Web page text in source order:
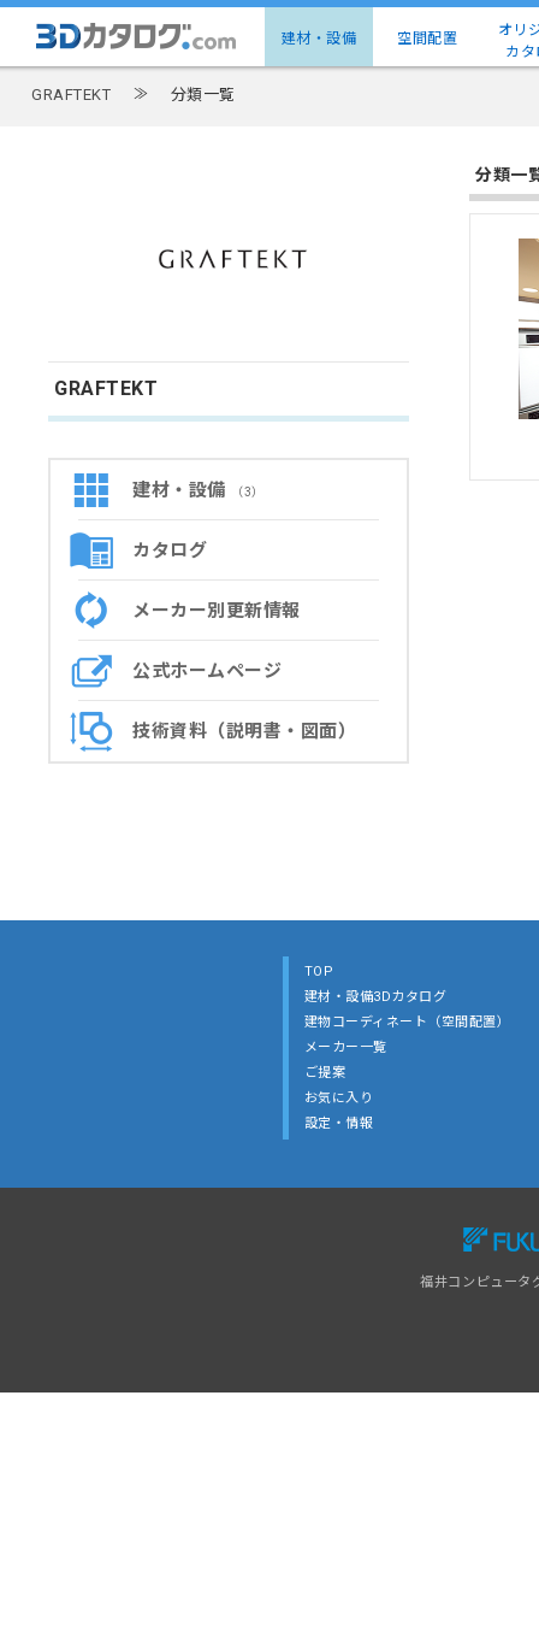
建材・設備 空間配置
オリ
カタ
GRAFTEKT ≫ 分類一覧
GRAFTEKT
建材・設備 （3）
カタログ
メーカー別更新情報
公式ホームページ
技術資料（説明書・図面）
分類一
TOP
建材・設備3Dカタログ
建物コーディネート（空間配置）
メーカー一覧
ご提案
お気に入り
設定・情報
福井コンピュータ